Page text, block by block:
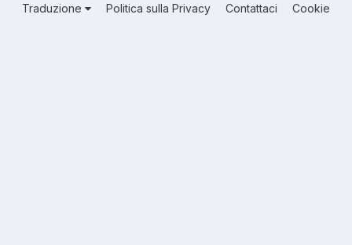
Traduzione Politica sulla Privacy Contattaci Cookie